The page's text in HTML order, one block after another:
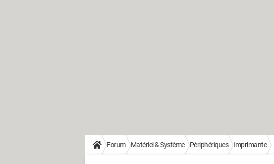
Forum Matériel & Système Périphériques Imprimante